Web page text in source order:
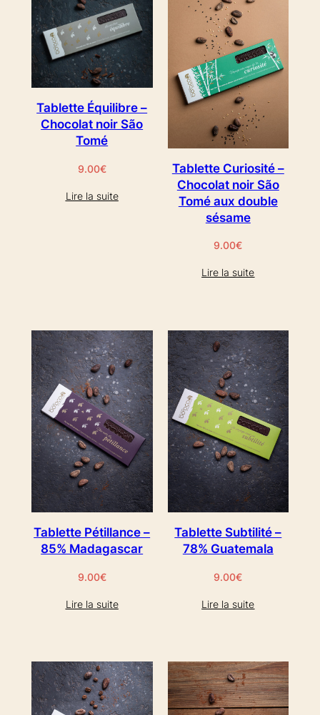
Tablette Équilibre –
Chocolat noir São
Tomé
9.00€
Lire la suite
Tablette Curiosité –
Chocolat noir São
Tomé aux double
sésame
9.00€
Lire la suite
Tablette Pétillance –
85% Madagascar
9.00€
Lire la suite
Tablette Subtilité –
78% Guatemala
9.00€
Lire la suite